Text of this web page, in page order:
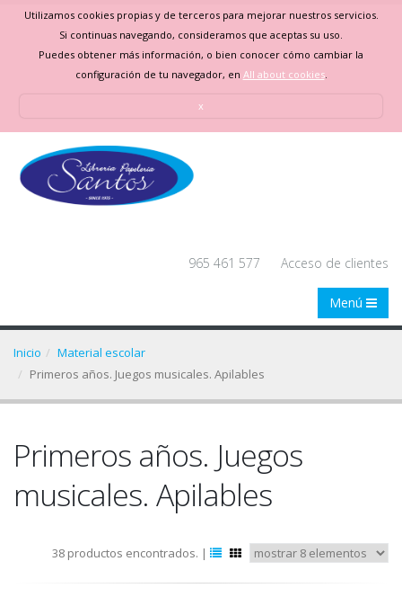
Utilizamos cookies propias y de terceros para mejorar nuestros servicios.
Si continuas navegando, consideramos que aceptas su uso.
Puedes obtener más información, o bien conocer cómo cambiar la
configuración de tu navegador, en All about cookies.
x
965 461 577 Acceso de clientes
Menú
Inicio
Material escolar
Primeros años. Juegos musicales. Apilables
Primeros años. Juegos
musicales. Apilables
38 productos encontrados. |